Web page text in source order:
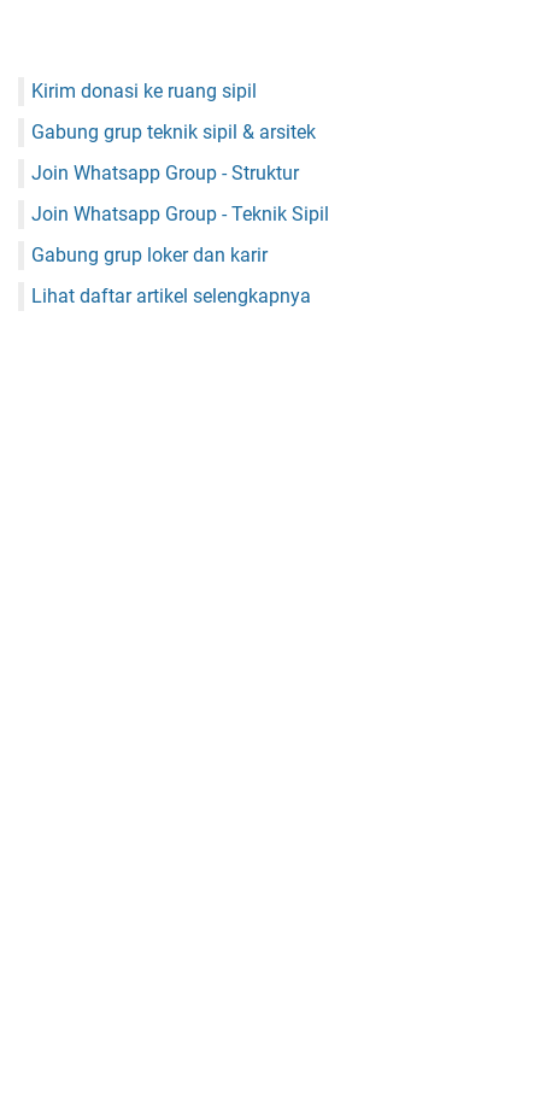
Kirim donasi ke ruang sipil
Gabung grup teknik sipil & arsitek
Join Whatsapp Group - Struktur
Join Whatsapp Group - Teknik Sipil
Gabung grup loker dan karir
Lihat daftar artikel selengkapnya